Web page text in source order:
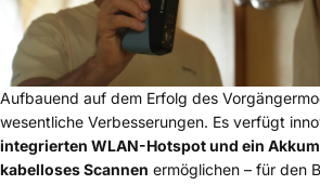
Aufbauend auf dem Erfolg des
wesentliche Verbesserungen. Es verfügt
integrierten WLAN-Hotspot und ein
kabelloses Scannen ermöglichen – für den